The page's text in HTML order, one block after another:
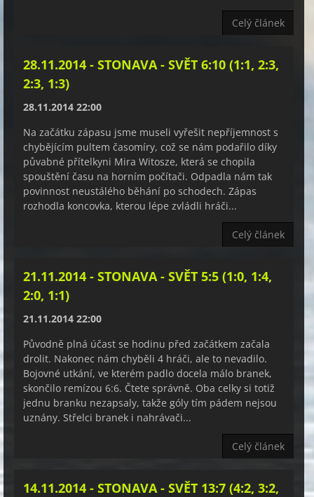
Celý článek
28.11.2014 - STONAVA - SVĚT 6:10 (1:1, 2:3,
2:3, 1:3)
28.11.2014 22:00
Na začátku zápasu jsme museli vyřešit nepříjemnost s
chybějícím pultem časomíry, což se nám podařilo díky
půvabné přítelkyni Mira Witosze, která se chopila
spouštění času na horním počítači. Odpadla nám tak
povinnost neustálého běhání po schodech. Zápas
rozhodla koncovka, kterou lépe zvládli hráči...
Celý článek
21.11.2014 - STONAVA - SVĚT 5:5 (1:0, 1:4,
2:0, 1:1)
21.11.2014 22:00
Původně plná účast se hodinu před začátkem začala
drolit. Nakonec nám chyběli 4 hráči, ale to nevadilo.
Bojovné utkání, ve kterém padlo docela málo branek,
skončilo remízou 6:6. Čtete správně. Oba celky si totiž
jednu branku nezapsaly, takže góly tím pádem nejsou
uznány. Střelci branek i nahrávači...
Celý článek
14.11.2014 - STONAVA - SVĚT 13:7 (4:2, 3:2,